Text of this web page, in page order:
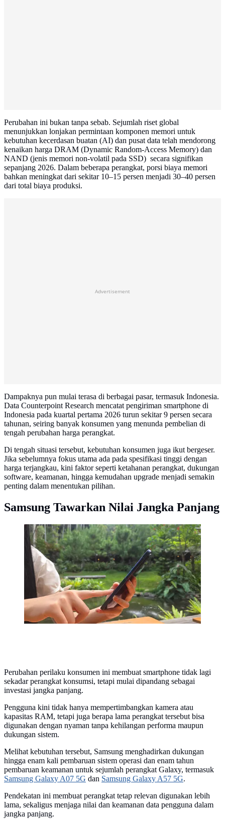
Perubahan ini bukan tanpa sebab. Sejumlah riset global
menunjukkan lonjakan permintaan komponen memori untuk
kebutuhan kecerdasan buatan (AI) dan pusat data telah mendorong
kenaikan harga DRAM (Dynamic Random-Access Memory) dan
NAND (jenis memori non-volatil pada SSD) secara signifikan
sepanjang 2026. Dalam beberapa perangkat, porsi biaya memori
bahkan meningkat dari sekitar 10–15 persen menjadi 30–40 persen
dari total biaya produksi.
Advertisement
Dampaknya pun mulai terasa di berbagai pasar, termasuk Indonesia.
Data Counterpoint Research mencatat pengiriman smartphone di
Indonesia pada kuartal pertama 2026 turun sekitar 9 persen secara
tahunan, seiring banyak konsumen yang menunda pembelian di
tengah perubahan harga perangkat.
Di tengah situasi tersebut, kebutuhan konsumen juga ikut bergeser.
Jika sebelumnya fokus utama ada pada spesifikasi tinggi dengan
harga terjangkau, kini faktor seperti ketahanan perangkat, dukungan
software, keamanan, hingga kemudahan upgrade menjadi semakin
penting dalam menentukan pilihan.
Samsung Tawarkan Nilai Jangka Panjang
Desain bodi tipis 6.9 mm pada Galaxy A57 5G
memberikan kenyamanan ekstra saat digenggam untuk
mendukung kenyamanan aktivitas saat liburan.
(Sumber: Samsung Indonesia)
Perubahan perilaku konsumen ini membuat smartphone tidak lagi
sekadar perangkat konsumsi, tetapi mulai dipandang sebagai
investasi jangka panjang.
Pengguna kini tidak hanya mempertimbangkan kamera atau
kapasitas RAM, tetapi juga berapa lama perangkat tersebut bisa
digunakan dengan nyaman tanpa kehilangan performa maupun
dukungan sistem.
Melihat kebutuhan tersebut, Samsung menghadirkan dukungan
hingga enam kali pembaruan sistem operasi dan enam tahun
pembaruan keamanan untuk sejumlah perangkat Galaxy, termasuk
Samsung Galaxy A07 5G dan Samsung Galaxy A57 5G.
Pendekatan ini membuat perangkat tetap relevan digunakan lebih
lama, sekaligus menjaga nilai dan keamanan data pengguna dalam
jangka panjang.